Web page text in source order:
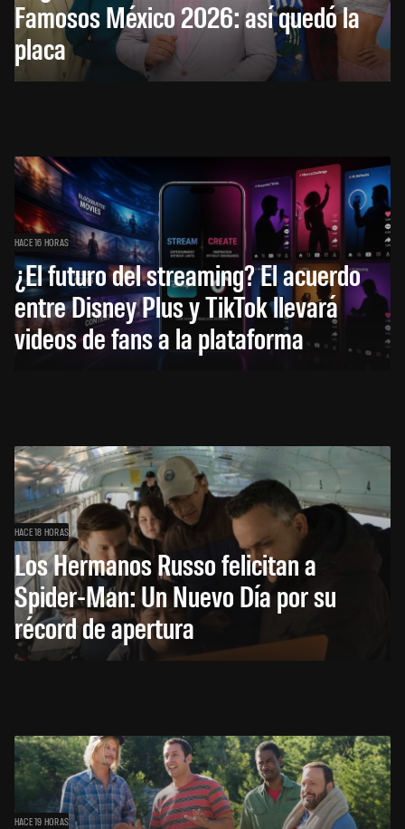
Famosos México 2026: así quedó la
placa
HACE 16 HORAS
¿El futuro del streaming? El acuerdo
entre Disney Plus y TikTok llevará
videos de fans a la plataforma
HACE 18 HORAS
Los Hermanos Russo felicitan a
Spider-Man: Un Nuevo Día por su
récord de apertura
HACE 19 HORAS